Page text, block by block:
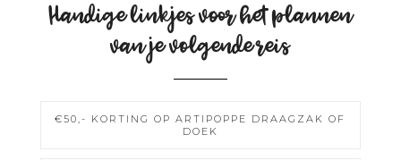
Handige linkjes voor het plannen
van je volgende reis
€50,- KORTING OP ARTIPOPPE DRAAGZAK OF
DOEK